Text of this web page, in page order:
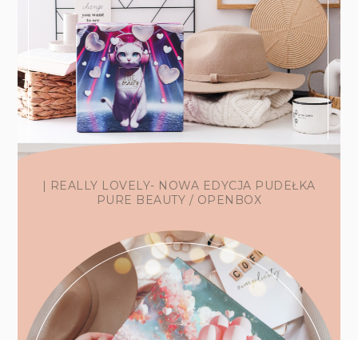
| REALLY LOVELY- NOWA EDYCJA PUDEŁKA
PURE BEAUTY / OPENBOX